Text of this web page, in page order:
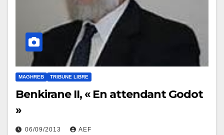
MAGHREB TRIBUNE LIBRE
Benkirane II, « En attendant Godot
»
06/09/2013 AEF